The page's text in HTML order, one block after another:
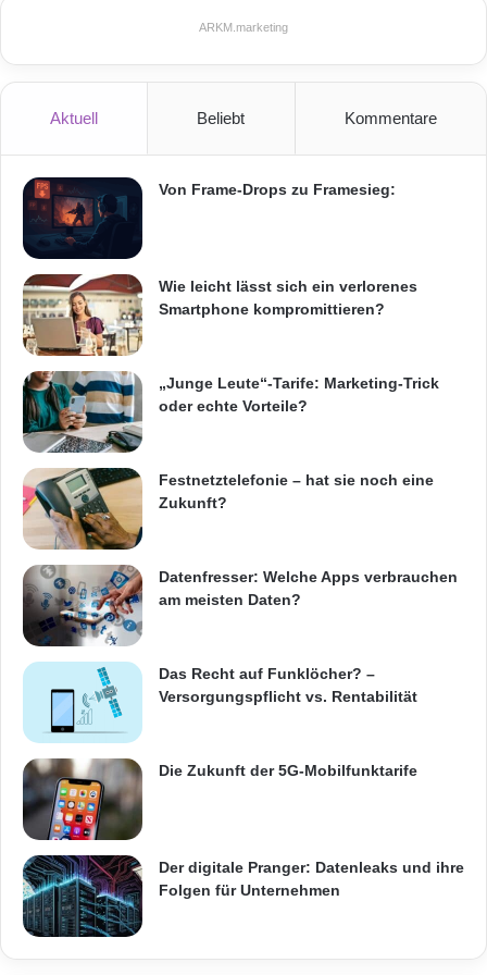
Die My Cloud EX2 Ultra NAS wird in RAID1
geliefert, um von Anfang an Datenschutz zu
gewährleisten. Mögliche Konfigurationen sind
RAID 0 und RAID 1 sowie JBOD und
Spanning-Modi. Die Datenschutzfunktionen
beinhalten NAS-to-NAS-Backup, USB-, Cloud-
oder LAN/WAN-Backup.
Hohe Speicherkapazität und
Zuverlässigkeit
Von der unbestückten Version bis hin zu 12TB
Speicherkapazität – die My Cloud EX2 Ultra
bietet etliche Konfigurationsmöglichkeiten.
Zusätzlich lassen sich kompatible USB-3.0-
Festplatten an die My Cloud EX2 Ultra
anschließen.
Die bestückte My Cloud EX2 Ultra beinhaltet
die preisgekrönte WD Red Festplatte, die
eigens für NAS-Systeme im Dauerbetrieb
entwickelt wurde. Im Hintergrund sorgt die
NASware 3.0 für Zuverlässigkeit und
minimierte Datenkorruption bei Stromausfällen
und anderen Störungen.
Einfache Datenfreigabe, immer und überall
ARKM.marketing
Aktuell Beliebt Kommentare
Von Frame-Drops zu Framesieg:
Wie leicht lässt sich ein verlorenes
Smartphone kompromittieren?
„Junge Leute“-Tarife: Marketing-Trick
oder echte Vorteile?
Festnetztelefonie – hat sie noch eine
Zukunft?
Datenfresser: Welche Apps verbrauchen
am meisten Daten?
Das Recht auf Funklöcher? –
Versorgungspflicht vs. Rentabilität
Die Zukunft der 5G-Mobilfunktarife
Der digitale Pranger: Datenleaks und ihre
Folgen für Unternehmen